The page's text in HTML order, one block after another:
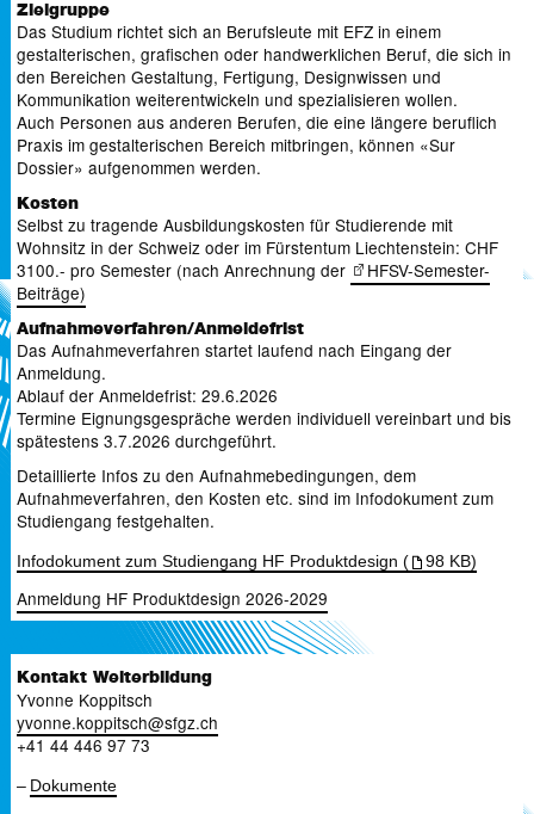
Zielgruppe
Das Studium richtet sich an Berufsleute mit EFZ in einem
gestalterischen, grafischen oder handwerklichen Beruf, die sich in
den Bereichen Gestaltung, Fertigung, Designwissen und
Kommunikation weiterentwickeln und spezialisieren wollen.
Auch Personen aus anderen Berufen, die eine längere beruflich
Praxis im gestalterischen Bereich mitbringen, können «Sur
Dossier» aufgenommen werden.
Kosten
Selbst zu tragende Ausbildungskosten für Studierende mit
Wohnsitz in der Schweiz oder im Fürstentum Liechtenstein: CHF
3100.- pro Semester (nach Anrechnung der
HFSV-Semester-
Beiträge)
Aufnahmeverfahren/Anmeldefrist
Das Aufnahmeverfahren startet laufend nach Eingang der
Anmeldung.
Ablauf der Anmeldefrist: 29.6.2026
Termine Eignungsgespräche werden individuell vereinbart und bis
spätestens 3.7.2026 durchgeführt.
Detaillierte Infos zu den Aufnahmebedingungen, dem
Aufnahmeverfahren, den Kosten etc. sind im Infodokument zum
Studiengang festgehalten.
Infodokument zum Studiengang HF Produktdesign ( 98 KB)
Anmeldung HF Produktdesign 2026-2029
Kontakt Weiterbildung
Yvonne Koppitsch
yvonne.koppitsch@sfgz.ch
+41 44 446 97 73
Dokumente